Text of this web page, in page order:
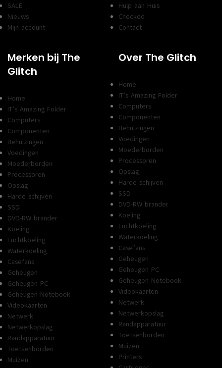
SALE
Nieuws
Mijn account
Hulp aan Huis
Checked
Contact
Merken bij The
Glitch
Home
IT’s Amazing Folder
Computers
Componenten
Behuizingen
Voedingen
Moederborden
Processoren
Opslag
Harde schijven
SSD
DVD-RW brander
Koeling
Luchtkoeling
Waterkoeling
Casefans
Geheugen
Geheugen PC
Geheugen Notebook
Videokaarten
Netwerk
Netwerkopslag
Randapparatuur
Toetsenborden
Muizen
Over The Glitch
Home
IT’s Amazing Folder
Computers
Componenten
Behuizingen
Voedingen
Moederborden
Processoren
Opslag
Harde schijven
SSD
DVD-RW brander
Koeling
Luchtkoeling
Waterkoeling
Casefans
Geheugen
Geheugen PC
Geheugen Notebook
Videokaarten
Netwerk
Netwerkopslag
Randapparatuur
Toetsenborden
Muizen
Printers